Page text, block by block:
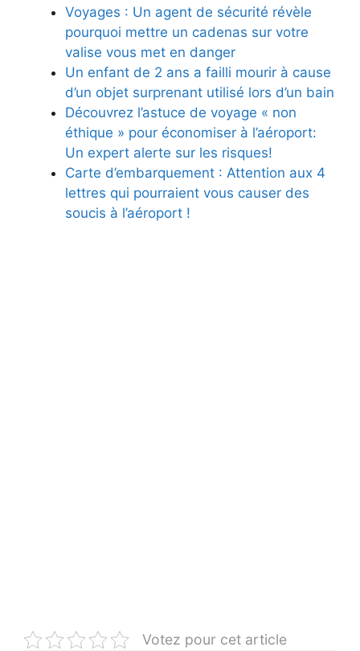
Voyages : Un agent de sécurité révèle
pourquoi mettre un cadenas sur votre
valise vous met en danger
Un enfant de 2 ans a failli mourir à cause
d’un objet surprenant utilisé lors d’un bain
Découvrez l’astuce de voyage « non
éthique » pour économiser à l’aéroport:
Un expert alerte sur les risques!
Carte d’embarquement : Attention aux 4
lettres qui pourraient vous causer des
soucis à l’aéroport !
Votez pour cet article